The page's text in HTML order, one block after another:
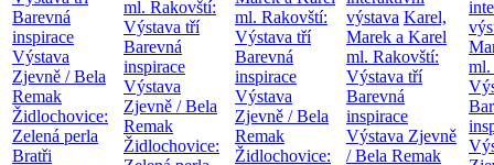
Barevná
inspirace
Výstava
Zjevně / Bela
Remak
Židlochovice:
Zelená perla
Bratři
ml. Rakovští:
Výstava tří
Barevná
inspirace
Výstava
Zjevně / Bela
Remak
Židlochovice:
ml. Rakovští:
Výstava tří
Barevná
inspirace
Výstava
Zjevně / Bela
Remak
Židlochovice:
výstava Karel,
Marek a Karel
ml. Rakovští:
Výstava tří
Barevná
inspirace
Výstava Zjevně
/ Bela Remak
ml.